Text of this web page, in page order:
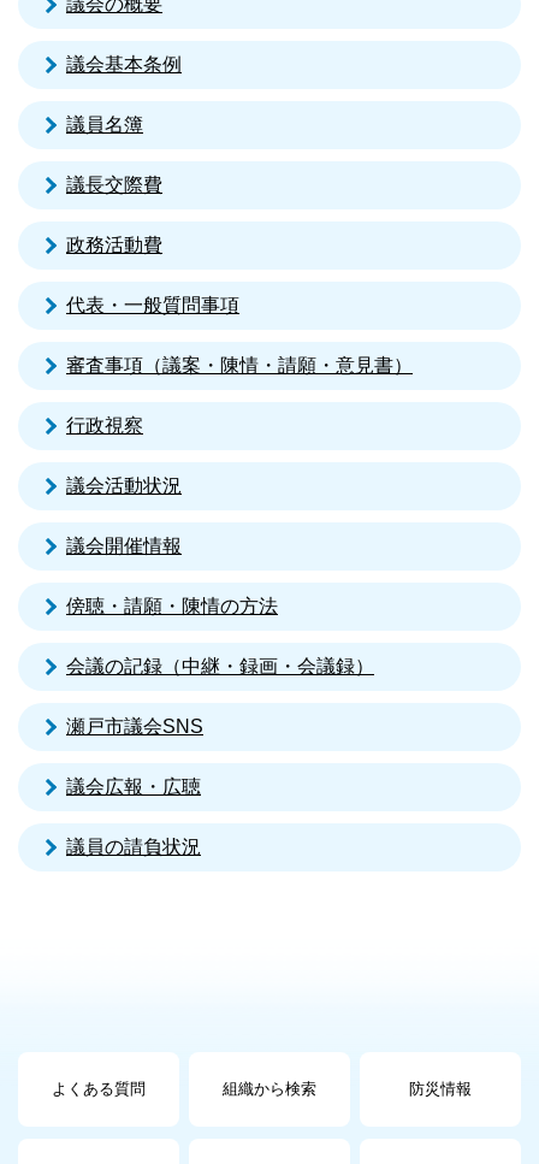
議会の概要
議会基本条例
議員名簿
議長交際費
政務活動費
代表・一般質問事項
審査事項（議案・陳情・請願・意見書）
行政視察
議会活動状況
議会開催情報
傍聴・請願・陳情の方法
会議の記録（中継・録画・会議録）
瀬戸市議会SNS
議会広報・広聴
議員の請負状況
よくある質問 組織から検索 防災情報